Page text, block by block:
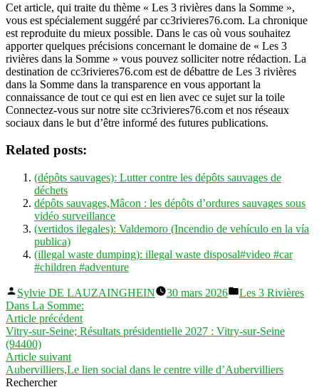
Cet article, qui traite du thème « Les 3 rivières dans la Somme »,
vous est spécialement suggéré par cc3rivieres76.com. La chronique
est reproduite du mieux possible. Dans le cas où vous souhaitez
apporter quelques précisions concernant le domaine de « Les 3
rivières dans la Somme » vous pouvez solliciter notre rédaction. La
destination de cc3rivieres76.com est de débattre de Les 3 rivières
dans la Somme dans la transparence en vous apportant la
connaissance de tout ce qui est en lien avec ce sujet sur la toile
Connectez-vous sur notre site cc3rivieres76.com et nos réseaux
sociaux dans le but d’être informé des futures publications.
Related posts:
(dépôts sauvages): Lutter contre les dépôts sauvages de
déchets
dépôts sauvages,Mâcon : les dépôts d’ordures sauvages sous
vidéo surveillance
(vertidos ilegales): Valdemoro (Incendio de vehículo en la vía
publica)
(illegal waste dumping): illegal waste disposal#video #car
#children #adventure
Publié
par
Sylvie DE LAUZAINGHEIN 30 mars 2026
Publié
Les 3 Rivières
Dans La Somme:
Navigation
de
l’article
Article précédentArticle
précédent :
Vitry-sur-Seine; Résultats présidentielle 2027 : Vitry-sur-Seine
(94400)
Article suivantArticle
suivant :
Aubervilliers,Le lien social dans le centre ville d’Aubervilliers
Rechercher